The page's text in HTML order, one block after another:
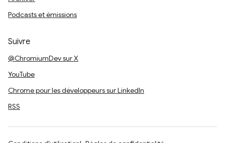
Podcasts et émissions
Suivre
@ChromiumDev sur X
YouTube
Chrome pour les développeurs sur LinkedIn
RSS